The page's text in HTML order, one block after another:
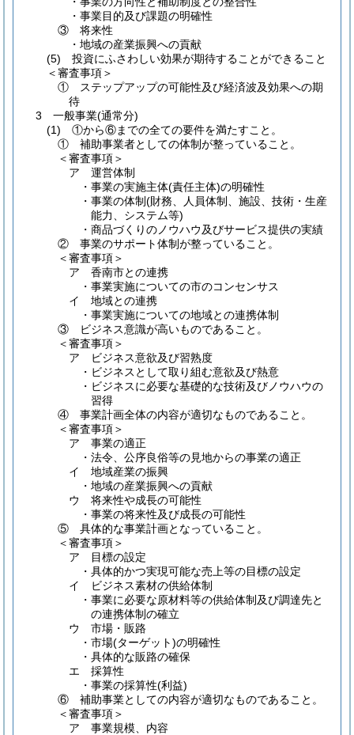
・事業目的及び課題の明確性
③ 将来性
・地域の産業振興への貢献
(5) 投資にふさわしい効果が期待することができること
＜審査事項＞
① ステップアップの可能性及び経済波及効果への期
待
3 一般事業(通常分)
(1) ①から⑥までの全ての要件を満たすこと。
① 補助事業者としての体制が整っていること。
＜審査事項＞
ア 運営体制
・事業の実施主体(責任主体)の明確性
・事業の体制(財務、人員体制、施設、技術・生産
能力、システム等)
・商品づくりのノウハウ及びサービス提供の実績
② 事業のサポート体制が整っていること。
＜審査事項＞
ア 香南市との連携
・事業実施についての市のコンセンサス
イ 地域との連携
・事業実施についての地域との連携体制
③ ビジネス意識が高いものであること。
＜審査事項＞
ア ビジネス意欲及び習熟度
・ビジネスとして取り組む意欲及び熱意
・ビジネスに必要な基礎的な技術及びノウハウの
習得
④ 事業計画全体の内容が適切なものであること。
＜審査事項＞
ア 事業の適正
・法令、公序良俗等の見地からの事業の適正
イ 地域産業の振興
・地域の産業振興への貢献
ウ 将来性や成長の可能性
・事業の将来性及び成長の可能性
⑤ 具体的な事業計画となっていること。
＜審査事項＞
ア 目標の設定
・具体的かつ実現可能な売上等の目標の設定
イ ビジネス素材の供給体制
・事業に必要な原材料等の供給体制及び調達先と
の連携体制の確立
ウ 市場・販路
・市場(ターゲット)の明確性
・具体的な販路の確保
エ 採算性
・事業の採算性(利益)
⑥ 補助事業としての内容が適切なものであること。
＜審査事項＞
ア 事業規模、内容